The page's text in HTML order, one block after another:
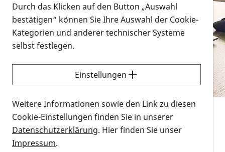
Vorlesen
Alle Infomaterialien in verschiedenen
Formaten an einem Ort
Sie möchten wissen, wie Sie nach Infonmaterial
suchen und dieses bestellen bzw. herunterladen
können? Schauen Sie sich dieErklärvideos zum
Thema Infomaterial auf der PRO RETINA-Website
für blinde und sehbehinderte Menschen an.
Auf dieser Seite finden Sie sämtliches Infomaterial
Durch das Klicken auf den Button „Auswahl
bestätigen“ können Sie Ihre Auswahl der Cookie-
Kategorien und anderer technischer Systeme
selbst festlegen.
Einstellungen
Weitere Informationen sowie den Link zu diesen
Cookie-Einstellungen finden Sie in unserer
Datenschutzerklärung. Hier finden Sie unser
Impressum.